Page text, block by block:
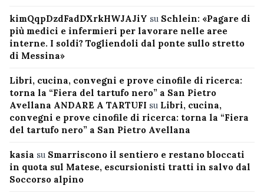
kimQqpDzdFadDXrkHWJAJiY su Schlein: «Pagare di
più medici e infermieri per lavorare nelle aree
interne. I soldi? Togliendoli dal ponte sullo stretto
di Messina»
Libri, cucina, convegni e prove cinofile di ricerca:
torna la “Fiera del tartufo nero” a San Pietro
Avellana ANDARE A TARTUFI su Libri, cucina,
convegni e prove cinofile di ricerca: torna la “Fiera
del tartufo nero” a San Pietro Avellana
kasia su Smarriscono il sentiero e restano bloccati
in quota sul Matese, escursionisti tratti in salvo dal
Soccorso alpino